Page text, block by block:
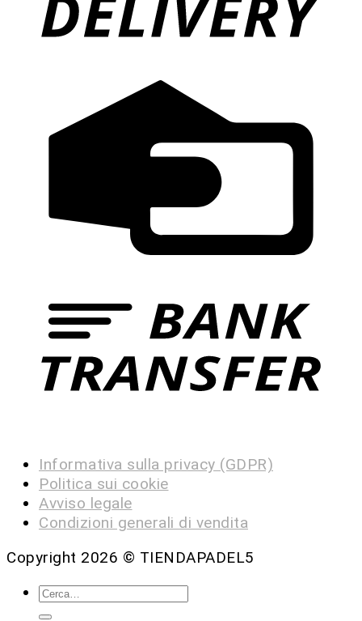
Informativa sulla privacy (GDPR)
Politica sui cookie
Avviso legale
Condizioni generali di vendita
Copyright 2026 © TIENDAPADEL5